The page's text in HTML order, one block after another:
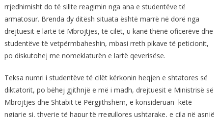
rrjedhimisht do të sillte reagimin nga ana e studentëve të
armatosur. Brenda dy ditësh situata është marrë në dorë nga
drejtuesit e lartë të Mbrojtjes, të cilët, u kanë thënë oficerëve dhe
studentëve të vetpërmbaheshin, mbasi rreth pikave të peticionit,
po diskutohej me nomeklaturën e lartë qeverisëse.
Teksa numri i studentëve të cilët kërkonin heqjen e shtatores së
diktatorit, po bëhej gjithnjë e më i madh, drejtuesit e Ministrisë së
Mbrojtjes dhe Shtabit të Përgjithshëm, e konsideruan këtë
ngjarje si, thyerje të hapur të rregullores ushtarake, e cila në asnjë